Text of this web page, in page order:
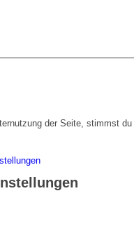
der Seite, stimmst du